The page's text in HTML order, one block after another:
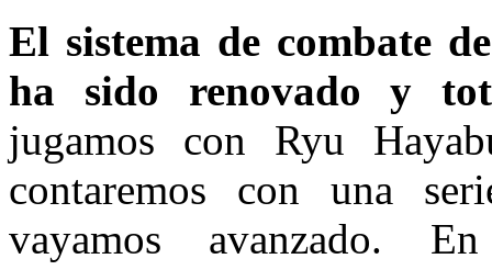
El sistema de combate
ha sido renovado y
jugamos con Ryu
contaremos con una
vayamos avanzado.